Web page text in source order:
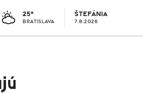
25°
BRATISLAVA
ŠTEFÁNIA
7.8.2026